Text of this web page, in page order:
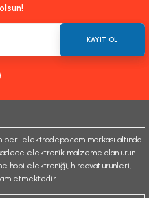
KAYIT OL
beri elektrodepo.com markası altında
sadece elektronik malzeme olan ürün
hobi elektroniği, hırdavat ürünleri,
etmektedir.